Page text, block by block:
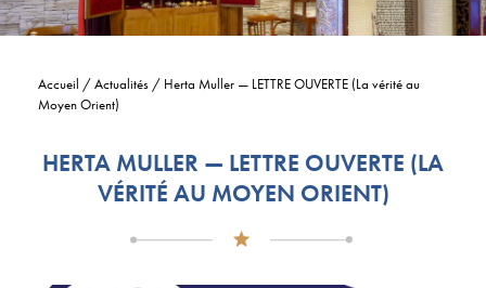
Accueil /Actualités / Herta Muller — LETTRE OUVERTE (La vérité au
Moyen Orient)
HERTA MULLER — LETTRE OUVERTE (LA
VÉRITÉ AU MOYEN ORIENT)